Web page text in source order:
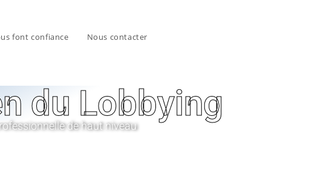
font confiance Nous contacter
du Lobbying
de haut niveau